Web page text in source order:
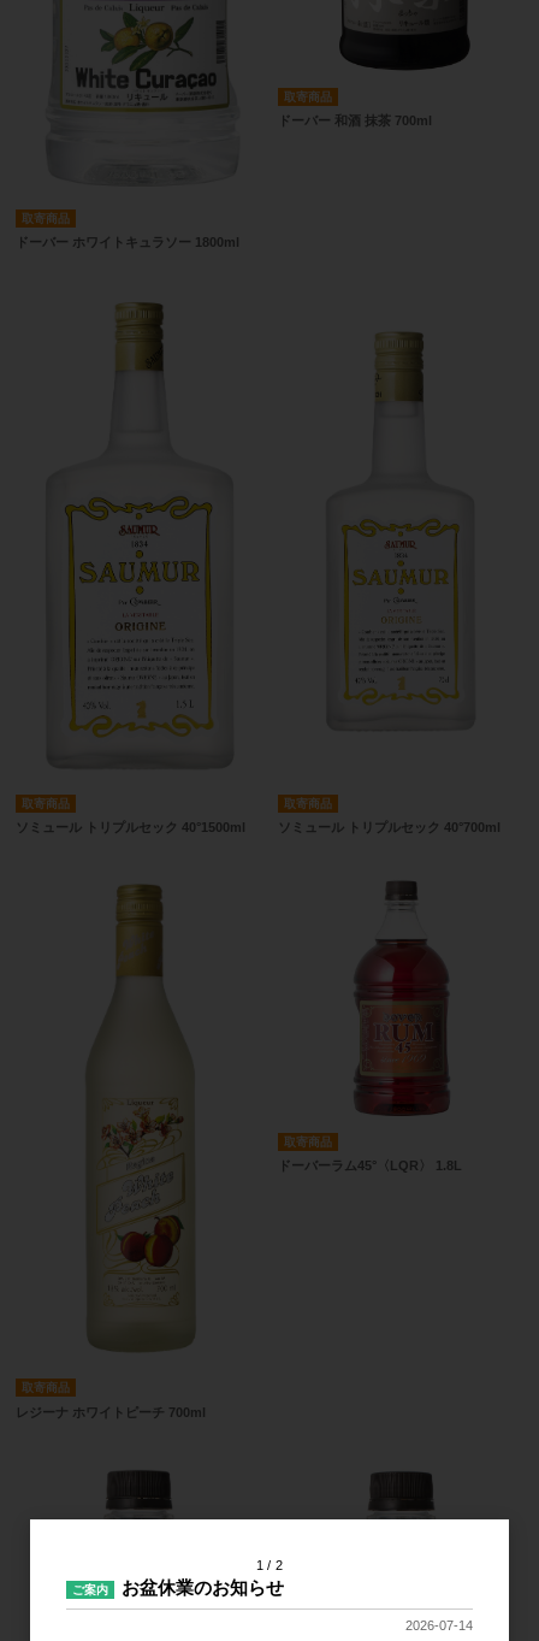
取寄商品
ドーバー ホワイトキュラソー 1800ml
取寄商品
ドーバー 和酒 抹茶 700ml
取寄商品
ソミュール トリプルセック 40°1500ml
取寄商品
ソミュール トリプルセック 40°700ml
取寄商品
レジーナ ホワイトピーチ 700ml
取寄商品
ドーバーラム45°〈LQR〉 1.8L
1 2
ご案内 お盆休業のお知らせ
2026-07-14